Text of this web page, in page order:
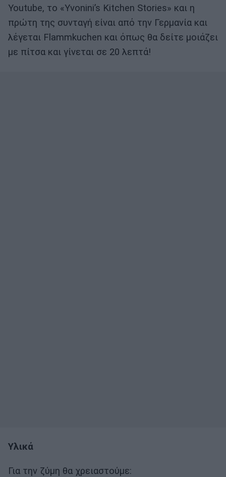
Youtube, το «Yvonini’s Kitchen Stories» και η
πρώτη της συνταγή είναι από την Γερμανία και
λέγεται Flammkuchen και όπως θα δείτε μοιάζει
με πίτσα και γίνεται σε 20 λεπτά!
Υλικά
Για την ζύμη θα χρειαστούμε: